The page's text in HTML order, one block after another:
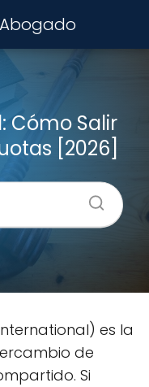
Cómo Salir
[2026]
es la
de
Si